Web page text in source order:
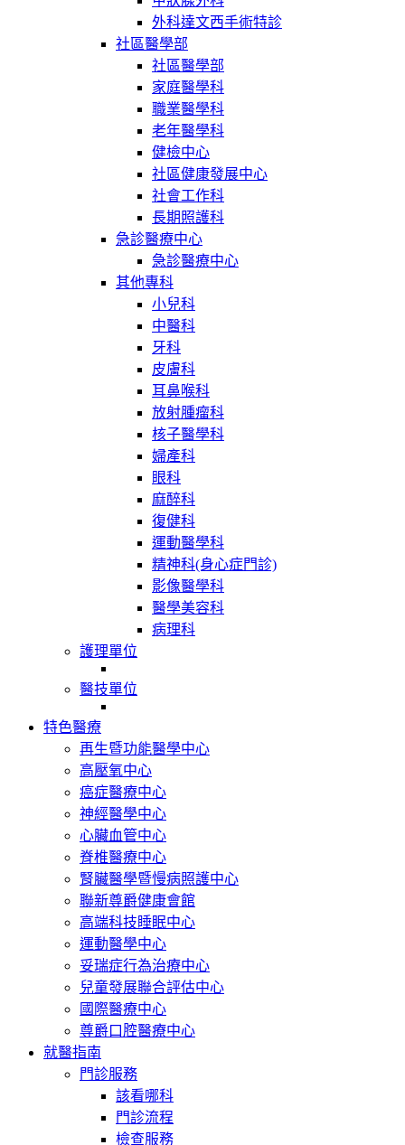
外科達文西手術特診
社區醫學部
社區醫學部
家庭醫學科
職業醫學科
老年醫學科
健檢中心
社區健康發展中心
社會工作科
長期照護科
急診醫療中心
急診醫療中心
其他專科
小兒科
中醫科
牙科
皮膚科
耳鼻喉科
放射腫瘤科
核子醫學科
婦產科
眼科
麻醉科
復健科
運動醫學科
精神科(身心症門診)
影像醫學科
醫學美容科
病理科
護理單位
醫技單位
特色醫療
再生暨功能醫學中心
高壓氧中心
癌症醫療中心
神經醫學中心
心臟血管中心
脊椎醫療中心
腎臟醫學暨慢病照護中心
聯新尊爵健康會館
高端科技睡眠中心
運動醫學中心
妥瑞症行為治療中心
兒童發展聯合評估中心
國際醫療中心
尊爵口腔醫療中心
就醫指南
門診服務
該看哪科
門診流程
檢查服務